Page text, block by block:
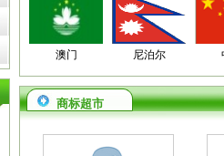
澳门 尼泊尔
商标超市